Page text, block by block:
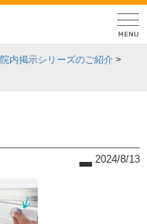
院内掲示シリーズのご紹介 >
2024/8/13